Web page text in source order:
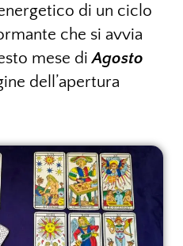
di un ciclo
che si avvia
mese diAgosto
dell’apertura